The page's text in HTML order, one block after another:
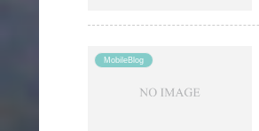
MobileBlog